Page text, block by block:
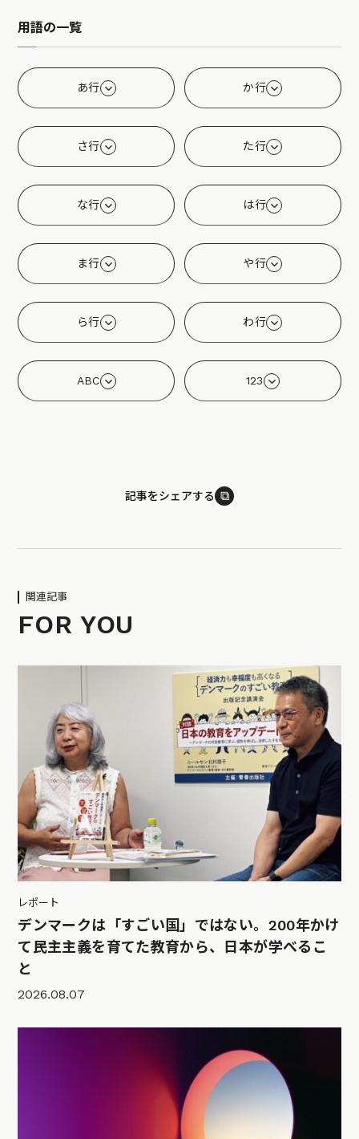
用語の一覧
あ行 か行
さ行 た行
な行 は行
ま行 や行
ら行 わ行
ABC 123
記事をシェアする ⧉
関連記事
FOR YOU
レポート
デンマークは「すごい国」ではない。200年かけ
て民主主義を育てた教育から、日本が学べるこ
と
2026.08.07